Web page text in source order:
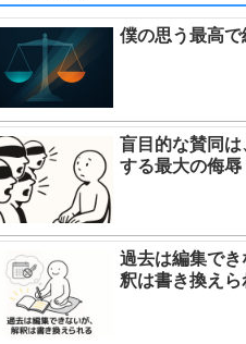
僕の思う最高
盲目的な賛同
する最大の侮辱
過去は編集で
釈は書き換えら